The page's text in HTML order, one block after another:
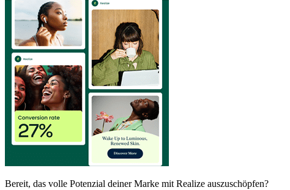
Bereit, das volle Potenzial deiner Marke mit Realize auszuschöpfen?